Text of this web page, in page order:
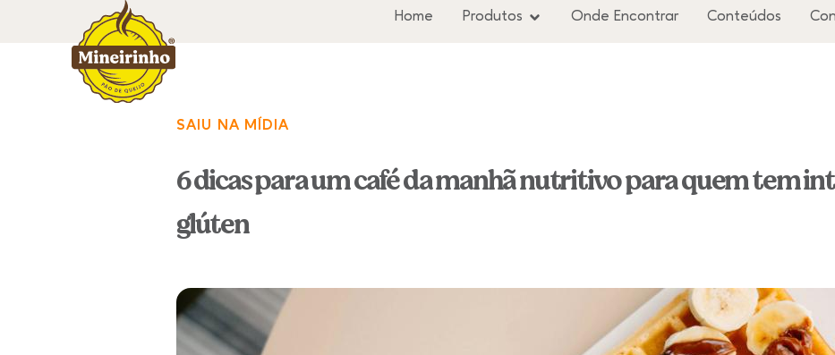
Home Produtos Onde Encontrar Conteúdos
SAIU NA MÍDIA
6 dicas para um café da manhã nutritivo para quem tem
glúten